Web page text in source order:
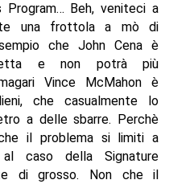
Program… Beh, veniteci a
una frottola a mò di
che John Cena è
e non potrà più
Vince McMahon è
che casualmente lo
a delle sbarre. Perchè
il problema si limiti a
caso della Signature
di grosso. Non che il